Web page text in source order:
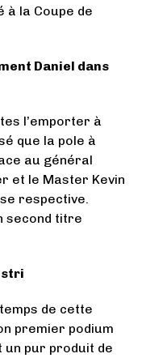
à la Coupe de
Daniel dans
l’emporter à
que la pole à
au général
et le Master Kevin
respective.
second titre
de cette
premier podium
un pur produit de